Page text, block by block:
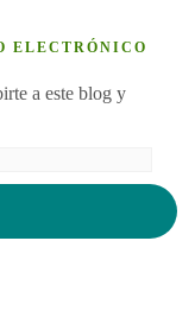
ELECTRÓNICO
a este blog y